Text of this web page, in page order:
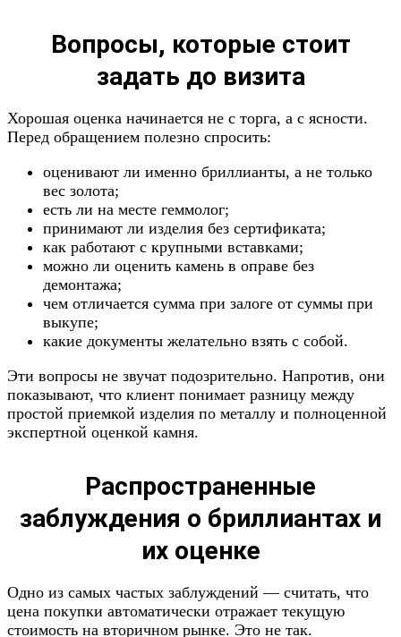
Вопросы, которые стоит
задать до визита
Хорошая оценка начинается не с торга, а с ясности.
Перед обращением полезно спросить:
оценивают ли именно бриллианты, а не только
вес золота;
есть ли на месте геммолог;
принимают ли изделия без сертификата;
как работают с крупными вставками;
можно ли оценить камень в оправе без
демонтажа;
чем отличается сумма при залоге от суммы при
выкупе;
какие документы желательно взять с собой.
Эти вопросы не звучат подозрительно. Напротив, они
показывают, что клиент понимает разницу между
простой приемкой изделия по металлу и полноценной
экспертной оценкой камня.
Распространенные
заблуждения о бриллиантах и
их оценке
Одно из самых частых заблуждений — считать, что
цена покупки автоматически отражает текущую
стоимость на вторичном рынке. Это не так.